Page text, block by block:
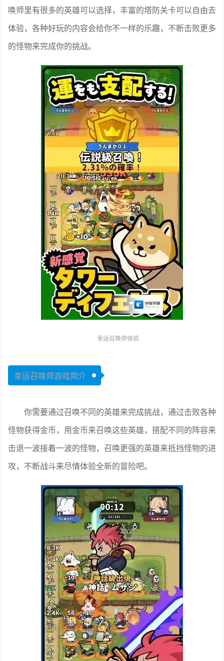
唤师里有很多的英雄可以选择，丰富的塔防关卡可以自由去
体验，各种好玩的内容会给你不一样的乐趣，不断击败更多
的怪物来完成你的挑战。
幸运召唤师体验
幸运召唤师游戏简介
你需要通过召唤不同的英雄来完成挑战，通过击败各种
怪物获得金币，用金币来召唤这些英雄，搭配不同的阵容来
击退一波接着一波的怪物，召唤更强的英雄来抵挡怪物的进
攻，不断战斗来尽情体验全新的冒险吧。